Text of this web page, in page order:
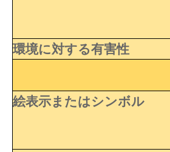
環境に対する有害性
絵表示またはシンボル